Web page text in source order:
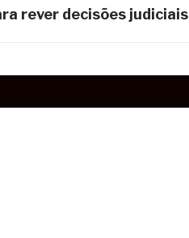
rever decisões judiciais